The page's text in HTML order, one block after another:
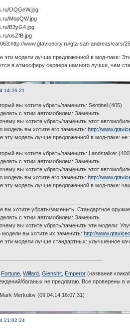
www.gtavicecity.ru/gta-san-andreas/cars/
эти модели лучше предложенной в мод-паке:
в атмосферу сервера намного лучше, чем
14:26:21
вы хотите убрать/заменить: Sentinel (405)
с этим автомобилем: Заменить
вы хотите убрать/заменить этот
модель вы хотите его заменить:http://
эту модель лучше предложенной в мод-паке: не
вы хотите убрать/заменить: Landstalker
с этим автомобилем: Заменить
вы хотите убрать/заменить этот
модель вы хотите его заменить:http://
эту модель лучше предложенной в мод-паке:
вы хотите убрать/заменить: Стандартное оружие
с этим автомобилем: Заменить
вы хотите убрать/заменить эти модели:
модели вы хотите их заменить:http://
эти модели лучше стандартных: улучшенное
Fortune ,Willard ,Glenshit Emperor (названия
баганых не предлагаю. Все проверены в
Merkulov (09.04.14 16:07:31)
21:02:24